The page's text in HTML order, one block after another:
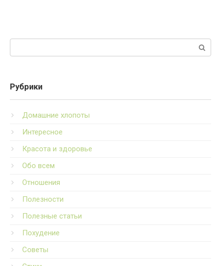
Рубрики
Домашние хлопоты
Интересное
Красота и здоровье
Обо всем
Отношения
Полезности
Полезные статьи
Похудение
Советы